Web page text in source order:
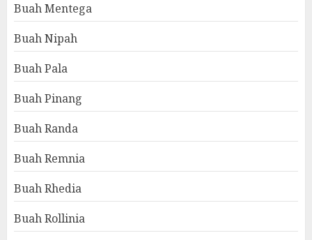
Buah Mentega
Buah Nipah
Buah Pala
Buah Pinang
Buah Randa
Buah Remnia
Buah Rhedia
Buah Rollinia